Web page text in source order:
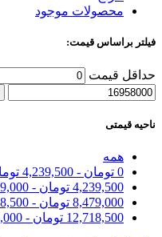
محصولات موجود
فیلتر براساس قیمت:
حداقل قیمت
ناحیه قیمتی
همه
0 تومان -
4,239,500
4,239,500 تومان -
8,479,000 تومان -
12,718,500 تومان -